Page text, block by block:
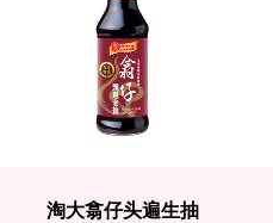
淘大翕仔头遍生抽